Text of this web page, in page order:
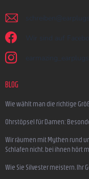
schreiben @
Wir sind auf
earmazing_earplugs
BLOG
Wie wählt man die richtige
Ohrstöpsel für Damen:
Wir räumen mit Mythen rund
Schlafen nicht, bei ihnen hört
Wie Sie Silvester meistern, Ihr